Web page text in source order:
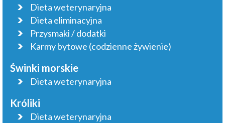
Dieta weterynaryjna
Dieta eliminacyjna
Przysmaki / dodatki
Karmy bytowe (codzienne żywienie)
Świnki morskie
Dieta weterynaryjna
Króliki
Dieta weterynaryjna